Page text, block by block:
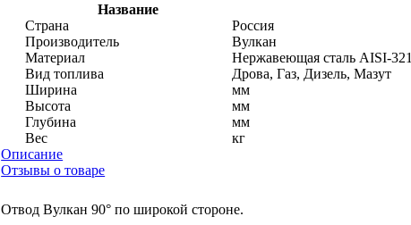
Название
Страна
Россия
Производитель
Вулкан
Материал
Нержавеющая сталь AISI-321
Вид топлива
Дрова, Газ, Дизель, Мазут
Ширина
мм
Высота
мм
Глубина
мм
Вес
кг
Описание
Отзывы о товаре
Отвод Вулкан 90° по широкой стороне.